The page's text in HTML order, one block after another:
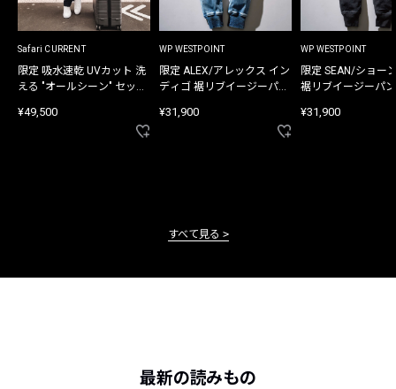
Safari CURRENT
限定 吸水速乾 UVカット 洗
える "オールシーン" セット
¥49,500
WP WESTPOINT
限定 ALEX/アレックス イン
ディゴ 裾リブイージーパン
¥31,900
WP WESTPOINT
限定 SEAN/ショー
裾リブイージーパ
¥31,900
すべて見る
最新の読みもの